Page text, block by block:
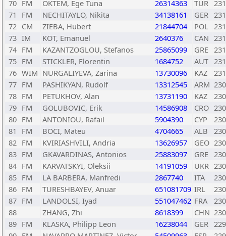
70 FM OKTEM, Ege Tuna 26314363 TUR
71
FM NECHITAYLO, Nikita 34138161 GER
72 CM ZIEBA, Hubert 21844704 POL
73 IM KOT, Emanuel 2640376 CAN
74 FM KAZANTZOGLOU, Stefanos 25865099 GRE
75 FM STICKLER, Florentin 1684752 AUT
76 WIM NURGALIYEVA, Zarina 13730096 KAZ
77 FM PASHIKYAN, Rudolf 13312545 ARM
78 FM PETUKHOV, Alan 13731190 KAZ
79 FM GOLUBOVIC, Erik 14586908 CRO
80 FM ANTONIOU, Rafail 5904390 CYP
81
FM BOCI, Mateu 4704665 ALB
82 FM KVIRIASHVILI, Andria 13626957 GEO
83 FM GKAVARDINAS, Antonios 25883097 GRE
84 FM KARVATSKYI, Oleksii 14191059 UKR
85 FM LA BARBERA, Manfredi 2867740 ITA
86 FM TURESHBAYEV, Anuar 651081709 IRL
87 FM LANDOLSI, Iyad 551047462 FRA
88
ZHANG, Zhi 8618399 CHN
89 FM KLASKA, Philipp Leon 16238044 GER